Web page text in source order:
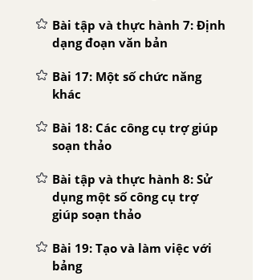
Bài tập và thực hành 7: Định
dạng đoạn văn bản
Bài 17: Một số chức năng
khác
Bài 18: Các công cụ trợ giúp
soạn thảo
Bài tập và thực hành 8: Sử
dụng một số công cụ trợ
giúp soạn thảo
Bài 19: Tạo và làm việc với
bảng